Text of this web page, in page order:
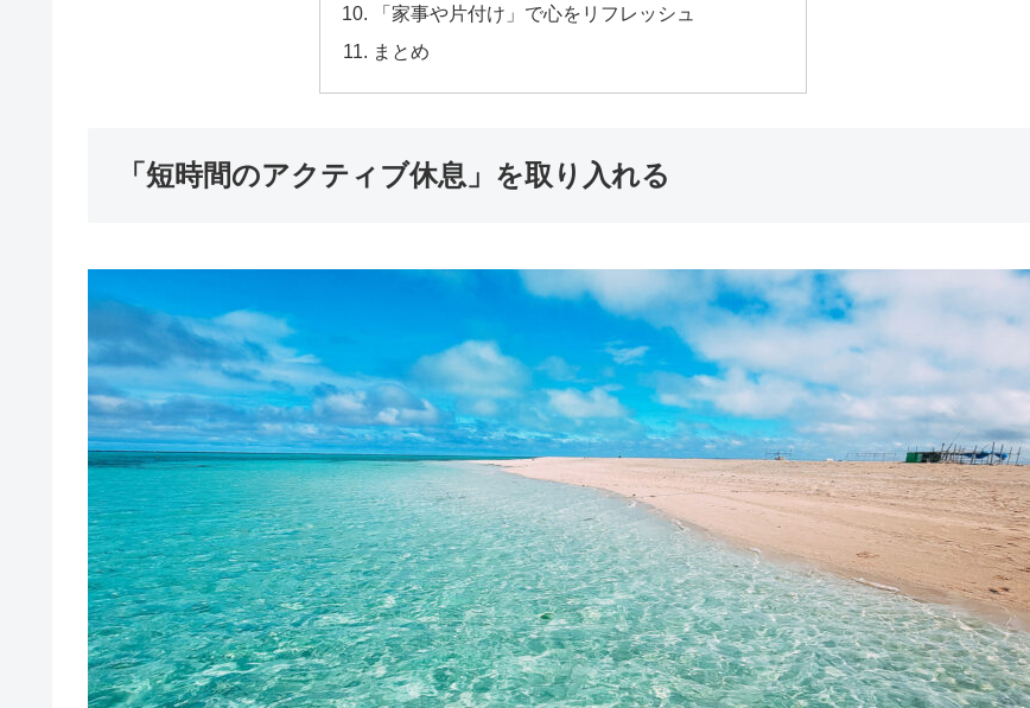
「家事や片付け」で心をリフレッシュ
まとめ
「短時間のアクティブ休息」を取り入れる